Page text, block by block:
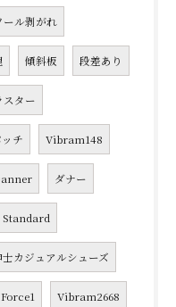
ール剥がれ
傾斜板 段差あり
スター
チ Vibram148
ダナー
Standard
士カジュアルシューズ
Vibram2668